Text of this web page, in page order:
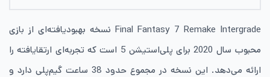
Final Fantasy 7 Remake Intergrade نسخه بهبودیافته‌ای از بازی
محبوب سال 2020 برای پلی‌استیشن 5 است که تجربه‌ای ارتقایافته را
ارائه می‌دهد. این نسخه در مجموع حدود 38 ساعت گیم‌پلی دارد و